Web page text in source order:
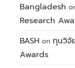
Bangladesh
Research
BASH on ทุนวิจั
Awards